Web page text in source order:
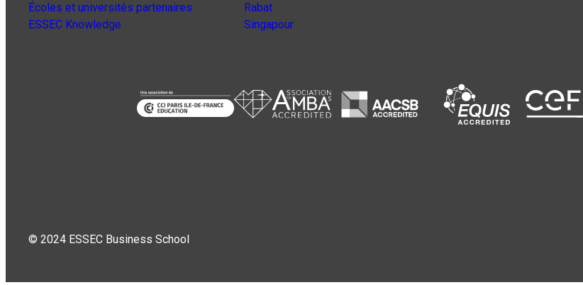
Écoles et universités partenaires
ESSEC Knowledge
Rabat
Singapour
© 2024 ESSEC Business School